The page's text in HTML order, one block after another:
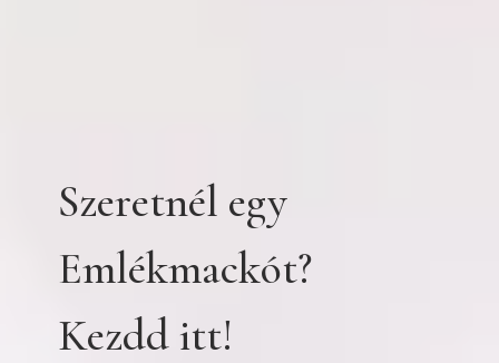
Szeretnél egy
Emlékmackót?
Kezdd itt!